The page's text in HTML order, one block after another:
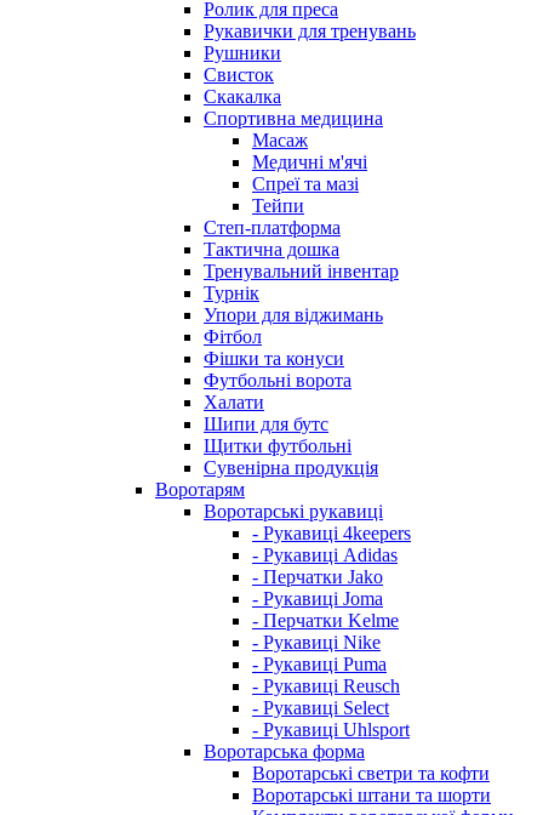
Ролик для преса
Рукавички для тренувань
Рушники
Свисток
Скакалка
Спортивна медицина
Масаж
Медичні м'ячі
Спреї та мазі
Тейпи
Степ-платформа
Тактична дошка
Тренувальний інвентар
Турнік
Упори для віджимань
Фітбол
Фішки та конуси
Футбольні ворота
Халати
Шипи для бутс
Щитки футбольні
Сувенірна продукція
Воротарям
Воротарські рукавиці
- Рукавиці 4keepers
- Рукавиці Adidas
- Перчатки Jako
- Рукавиці Joma
- Перчатки Kelme
- Рукавиці Nike
- Рукавиці Puma
- Рукавиці Reusch
- Рукавиці Select
- Рукавиці Uhlsport
Воротарська форма
Воротарські светри та кофти
Воротарські штани та шорти